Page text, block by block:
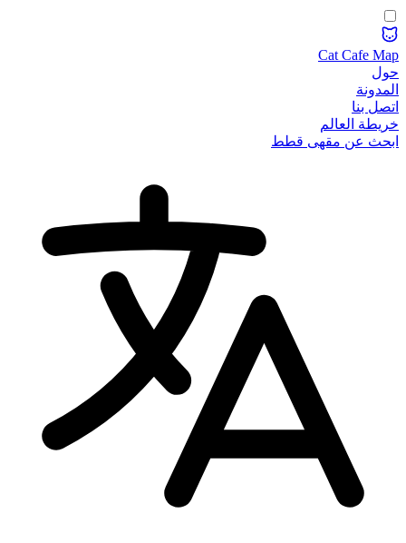
Cat Cafe Map
حول
المدونة
اتصل بنا
خريطة العالم
ابحث عن مقهى قطط